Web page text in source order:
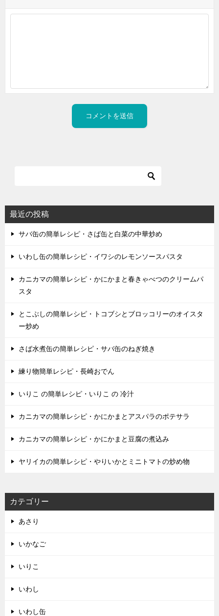
最近の投稿
サバ缶の簡単レシピ・さば缶と白菜の中華炒め
いわし缶の簡単レシピ・イワシのレモンソースパスタ
カニカマの簡単レシピ・かにかまと春きゃべつのクリームパ
スタ
とこぶしの簡単レシピ・トコブシとブロッコリーのオイスタ
ー炒め
さば水煮缶の簡単レシピ・サバ缶のねぎ焼き
練り物簡単レシピ・長崎おでん
いりこ の簡単レシピ・いりこ の 冷汁
カニカマの簡単レシピ・かにかまとアスパラのポテサラ
カニカマの簡単レシピ・かにかまと豆腐の煮込み
ヤリイカの簡単レシピ・やりいかとミニトマトの炒め物
カテゴリー
あさり
いかなご
いりこ
いわし
いわし缶